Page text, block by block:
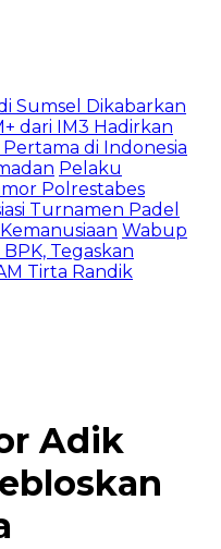
Sumsel Dikabarkan
dari IM3 Hadirkan
di Indonesia
Pelaku
Polrestabes
Turnamen Padel
Wabup
Tegaskan
Tirta Randik
Adik